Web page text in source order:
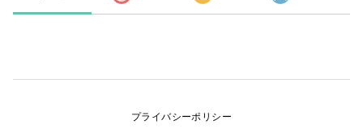
プライバシーポリシー